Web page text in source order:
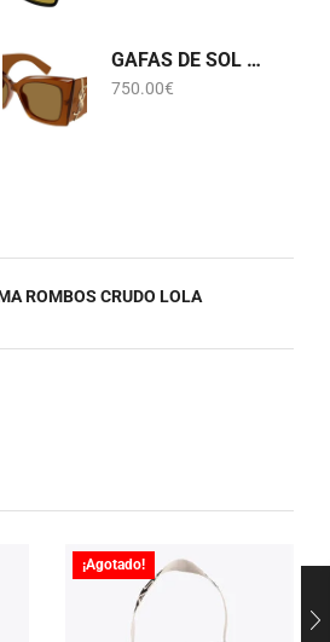
GAFAS DE SOL SL M119 BLAZE CRYSTAL 002 SAINT LAURENT
750.00€
ROMBOS CRUDO LOLA
¡Agotado!